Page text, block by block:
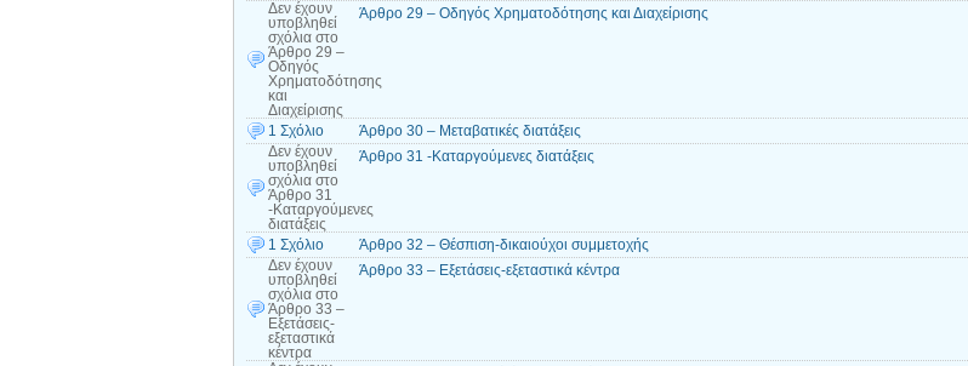
Δεν έχουν
υποβληθεί
σχόλια στο
Άρθρο 29 –
Οδηγός
Χρηματοδότησης
και
Διαχείρισης
Άρθρο 29 – Οδηγός Χρηματοδότησης και Διαχείρισης
1 Σχόλιο
Άρθρο 30 – Μεταβατικές διατάξεις
Δεν έχουν
υποβληθεί
σχόλια στο
Άρθρο 31
-Καταργούμενες
διατάξεις
Άρθρο 31 -Καταργούμενες διατάξεις
1 Σχόλιο
Άρθρο 32 – Θέσπιση-δικαιούχοι συμμετοχής
Δεν έχουν
υποβληθεί
σχόλια στο
Άρθρο 33 –
Εξετάσεις-
εξεταστικά
κέντρα
Άρθρο 33 – Εξετάσεις-εξεταστικά κέντρα